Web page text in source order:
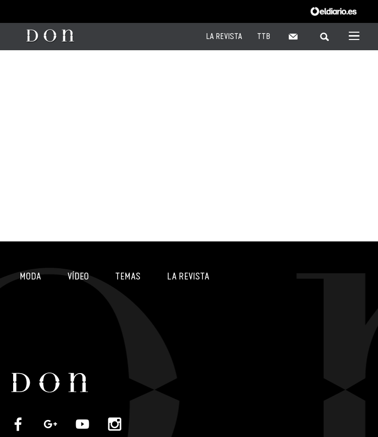
LA REVISTA TTB
MODA VÍDEO TEMAS LA REVISTA